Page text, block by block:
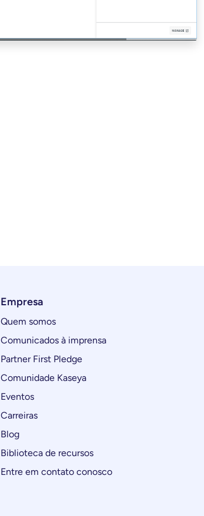
Empresa
Quem somos
Comunicados à imprensa
Partner First Pledge
Comunidade Kaseya
Eventos
Carreiras
Blog
Biblioteca de recursos
Entre em contato conosco